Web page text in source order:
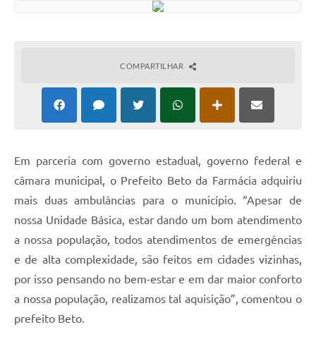
COMPARTILHAR
Em parceria com governo estadual, governo federal e
câmara municipal, o Prefeito Beto da Farmácia adquiriu
mais duas ambulâncias para o município. “Apesar de
nossa Unidade Básica, estar dando um bom atendimento
a nossa população, todos atendimentos de emergências
e de alta complexidade, são feitos em cidades vizinhas,
por isso pensando no bem-estar e em dar maior conforto
a nossa população, realizamos tal aquisição”, comentou o
prefeito Beto.